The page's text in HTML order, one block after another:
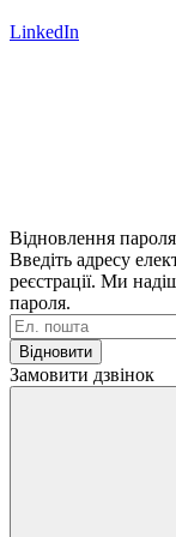
LinkedIn
Відновлення пароля
Введіть адресу
реєстрації. Ми
пароля.
Відновити
Замовити дзвінок